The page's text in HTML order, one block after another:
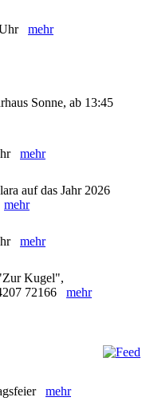
mehr
Sonne, ab 13:45
mehr
auf das Jahr 2026
mehr
mehr
Kugel",
72166 mehr
mehr